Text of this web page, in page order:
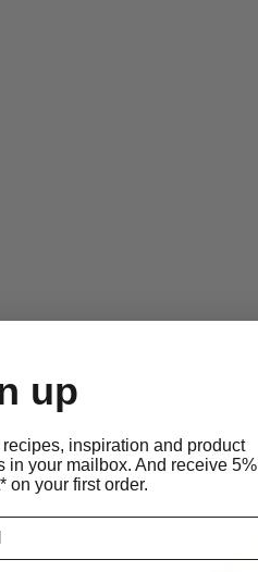
up
inspiration and product
in your mailbox. And receive 5%
on your first order.